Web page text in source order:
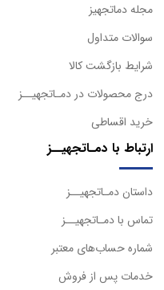
مجله دماتجهیز
سوالات متداول
شرایط بازگشت کالا
درج محصولات در دمـاتجهیــز
خرید اقساطی
ارتباط با دمـاتجهیــز
داستان دمـاتجهیــز
تماس با دمـاتجهیــز
شماره حساب‌های معتبر
خدمات پس از فروش